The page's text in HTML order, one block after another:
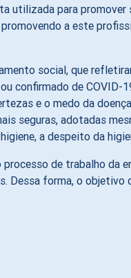
utilizada para
a este
social, que
confirmado de
e o medo da
seguras, adotadas
a despeito da
de trabalho da
Dessa forma, o